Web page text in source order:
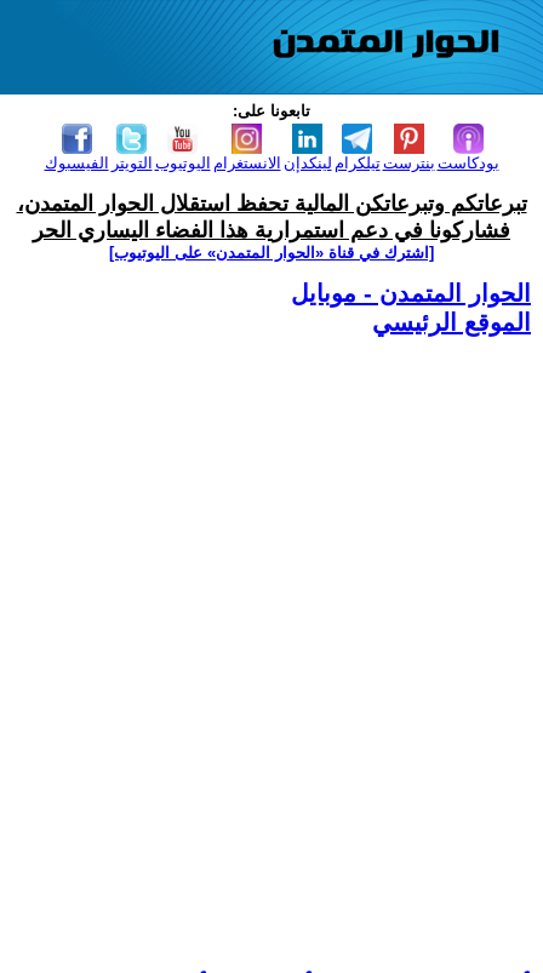
تابعونا على:
الفيسبوك التويتر اليوتيوب الانستغرام لينكدإن تيلكرامبنترست بودكاست
تبرعاتكم وتبرعاتكن المالية تحفظ استقلال الحوار المتمدن،
فشاركونا في دعم استمرارية هذا الفضاء اليساري الحر
[اشترك في قناة ‫«الحوار المتمدن» على اليوتيوب]
الحوار المتمدن - موبايل
الموقع الرئيسي